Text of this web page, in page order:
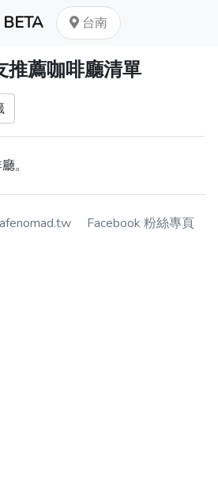
台南
推薦咖啡廳清單
。
Facebook 粉絲專頁